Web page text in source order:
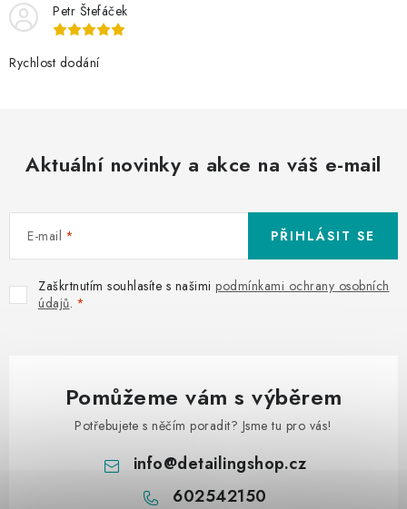
Petr Štefáček
Rychlost dodání
Aktuální novinky a akce na váš e-mail
E-mail
Zaškrtnutím souhlasíte s našimi podmínkami ochrany osobních
údajů.
PŘIHLÁSIT SE
Pomůžeme vám s výběrem
Potřebujete s něčím poradit? Jsme tu pro vás!
info@detailingshop.cz
602542150